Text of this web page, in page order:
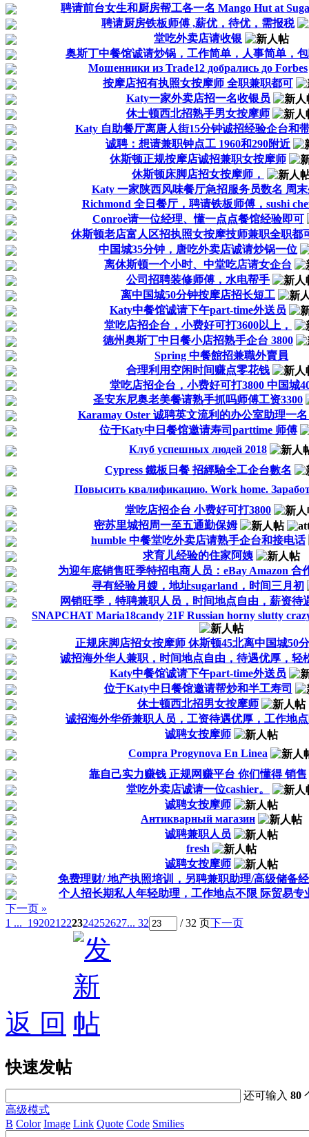
聘请前台女生和厨房帮工各一名 Mango Hut at
聘请厨房铁板师傅 ,薪优，待优，需报税
堂吃外卖店请收银
奥斯丁中餐馆诚请炒锅，工作简单，人事简单，
Мошенники из Trade12 добрались до Forbes
按摩店招有执照女按摩师 全职兼职都可
Katy一家外卖店招一名收银员
休士顿西北招熟手男女按摩师
Katy 自助餐厅离唐人街15分钟诚招经验企台和
诚聘：想请兼职钟点工 1960和290附近
休斯顿正规按摩店诚招兼职女按摩师
休斯顿床脚店招女按摩师，
Katy 一家陕西风味餐厅急招服务员数名 周
Richmond 全日餐厅，聘请铁板师傅，sushi
Conroe请一位经理、懂一点点餐馆经验即可
休斯顿老店富人区招执照女按摩技师兼职全职都
中国城35分钟，唐吃外卖店诚请炒锅一位
离休斯顿一个小时、中堂吃店请女企台
公司招聘装修师傅，水电帮手
离中国城50分钟按摩店招长短工
Katy中餐馆诚请下午part-time外送员
堂吃店招企台，小费好可打3600以上，
德州奥斯丁中日餐小店招熟手企台 3800
Spring 中餐館招兼職外賣員
合理利用空闲时间赚点零花钱
堂吃店招企台，小费好可打3800 中国城
圣安东尼奥老美餐请熟手抓吗师傅工资3300
Karamay Oster 诚聘英文流利的办公室助理一
位于Katy中日餐馆邀请寿司parttime 师傅
Клуб успешных людей 2018
Cypress 鐵板日餐 招經驗全工企台數名
Повысить квалификацию. Work home.
堂吃店招企台 小费好可打3800
密苏里城招周一至五通勤保姆
humble 中餐堂吃外卖店请熟手企台和接电话
求育儿经验的住家阿姨
为迎年底销售旺季特招电商人员：eBay Amazon 合
寻有经验月嫂，地址sugarland，时间三月初
网销旺季，特聘兼职人员，时间地点自由，薪资待
SNAPCHAT Maria18candy 21F Russian horny slutty
正规床脚店招女按摩师 休斯顿45北离中国城50
诚招海外华人兼职，时间地点自由，待遇优厚，轻
Katy中餐馆诚请下午part-time外送员
位于Katy中日餐馆邀请帮炒和半工寿司
休士顿西北招男女按摩师
诚招海外华侨兼职人员，工资待遇优厚，工作地
诚聘女按摩师
Compra Progynova En Linea
靠自己实力赚钱 正规网赚平台 你们懂得 销售
堂吃外卖店诚请一位cashier。
诚聘女按摩师
Антикварный магазин
诚聘兼职人员
fresh
诚聘女按摩师
免费理财/ 地产执照培训，另聘兼职助理/高级储备
个人招长期私人年轻助理，工作地点不限 际贸易专
下一页 »
1 ... 192021 222324252627... 32 / 32 页下一页
返 回
快速发帖
还可输入80
高级模式
B Color Image Link Quote Code Smilies